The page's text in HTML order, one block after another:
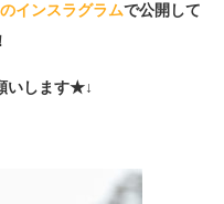
インスラグラムで公開して
いします★↓